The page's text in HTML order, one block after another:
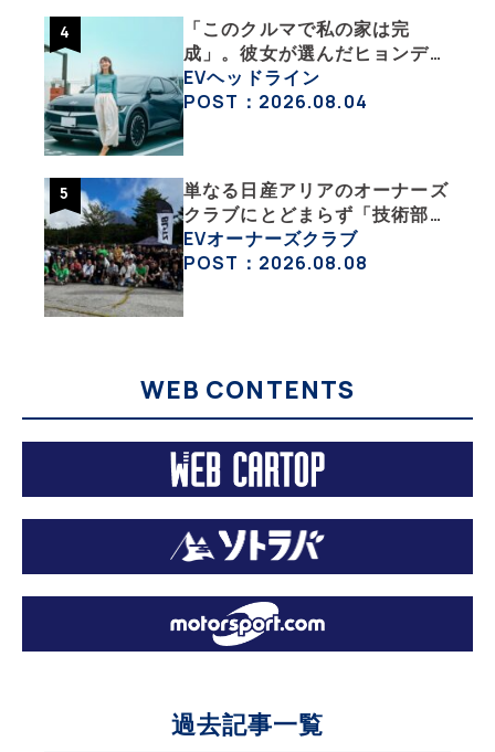
「このクルマで私の家は完
成」。彼女が選んだヒョンデ
「IONIQ 5」の「エネルギーハ
ック」な生活【ななみんEVレ
EVヘッドライン
POST：2026.08.04
単なる日産アリアのオーナーズ
クラブにとどまらず「技術部」
「バイク部」「釣り部」など多
彩な趣味人集合体がAOCJ【
EVオーナーズクラブ
POST：2026.08.08
WEB CONTENTS
過去記事一覧